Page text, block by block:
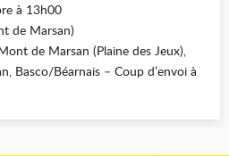
à 13h00
de Marsan)
de Marsan (Plaine des Jeux),
Basco/Béarnais – Coup d’envoi à